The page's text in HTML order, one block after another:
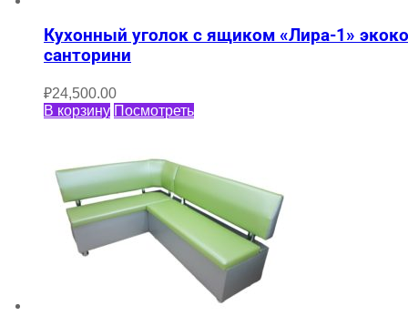
Кухонный уголок с ящиком «Лира-1»
санторини
₽24,500.00
В корзину Посмотреть